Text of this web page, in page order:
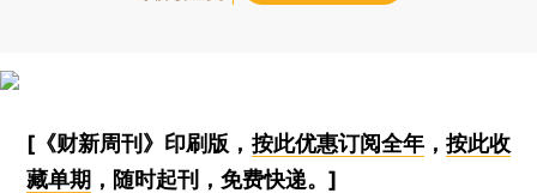
[《财新周刊》印刷版， 按此优惠订阅全年， 按此收
藏单期 ，随时起刊，免费快递。]